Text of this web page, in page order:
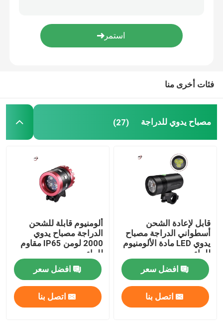
أجزاء الآلات الدقيقة باستخدام الحاسب الآلي
لوحة دوائر السائق LED
مجلس MCPCB LED
كاميرات الرؤية الليلية
العلاج بالضوء الأحمر
فئات أخرى منا
مصباح يدوي للدراجة (27)
قابل لإعادة الشحن
أسطواني الدراجة مصباح
يدوي LED مادة الألومنيوم
للماء
افضل سعر
اتصل بنا
ألومنيوم قابلة للشحن
الدراجة مصباح يدوي
2000 لومن IP65 مقاوم
للماء
افضل سعر
اتصل بنا